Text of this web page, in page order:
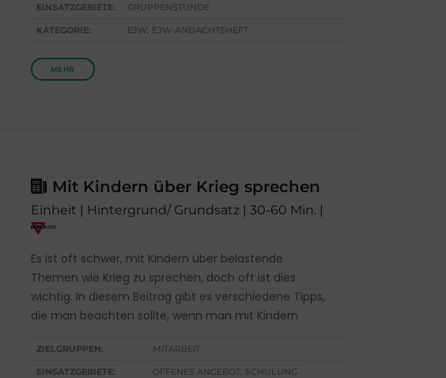
EINSATZGEBIETE: GRUPPENSTUNDE
KATEGORIE: EJW, EJW-ANDACHTSHEFT
MEHR
Mit Kindern über Krieg sprechen
Einheit | Hintergrund/ Grundsatz | 30-60 Min. |
Es ist oft schwer, mit Kindern über belastende
Themen wie Krieg zu sprechen, doch oft ist dies
wichtig. In diesem Beitrag gibt es verschiedene Tipps,
die man beachten sollte, wenn man mit Kindern
ZIELGRUPPEN: MITARBEIT
EINSATZGEBIETE: OFFENES ANGEBOT, SCHULUNG